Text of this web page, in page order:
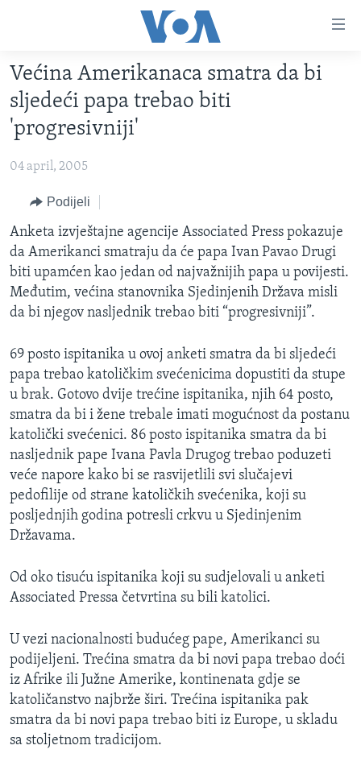
glavni
sadržaj
Pređi
na
glavnu
navigaciju
pretragu
VIDEO
FOTOGRAFIJE DANA
VIJESTI
SJEDINJENE AMERIČKE DRŽAVE
BOSNA I HERCEGOVINA
SVIJET
NAUKA I TEHNOLOGIJA
SPECIJALNI PROJEKTI
KORUPCIJA
SLOBODA MEDIJA
ŽENSKA STRANA
IZBJEGLIČKA STRANA
MAGAZIN
O GLASU AMERIKE
Learning English
PRATITE NAS
Jezici
Većina Amerikanaca smatra da bi
sljedeći papa trebao biti
'progresivniji'
04 april, 2005
Podijeli
Anketa izvještajne agencije Associated Press pokazuje
da Amerikanci smatraju da će papa Ivan Pavao Drugi
biti upamćen kao jedan od najvažnijih papa u povijesti.
Međutim, većina stanovnika Sjedinjenih Država misli
da bi njegov nasljednik trebao biti “progresivniji”.
69 posto ispitanika u ovoj anketi smatra da bi sljedeći
papa trebao katoličkim svećenicima dopustiti da stupe
u brak. Gotovo dvije trećine ispitanika, njih 64 posto,
smatra da bi i žene trebale imati mogućnost da postanu
katolički svećenici. 86 posto ispitanika smatra da bi
nasljednik pape Ivana Pavla Drugog trebao poduzeti
veće napore kako bi se rasvijetlili svi slučajevi
pedofilije od strane katoličkih svećenika, koji su
posljednjih godina potresli crkvu u Sjedinjenim
Državama.
Od oko tisuću ispitanika koji su sudjelovali u anketi
Associated Pressa četvrtina su bili katolici.
U vezi nacionalnosti budućeg pape, Amerikanci su
podijeljeni. Trećina smatra da bi novi papa trebao doći
iz Afrike ili Južne Amerike, kontinenata gdje se
katoličanstvo najbrže širi. Trećina ispitanika pak
smatra da bi novi papa trebao biti iz Europe, u skladu
sa stoljetnom tradicijom.